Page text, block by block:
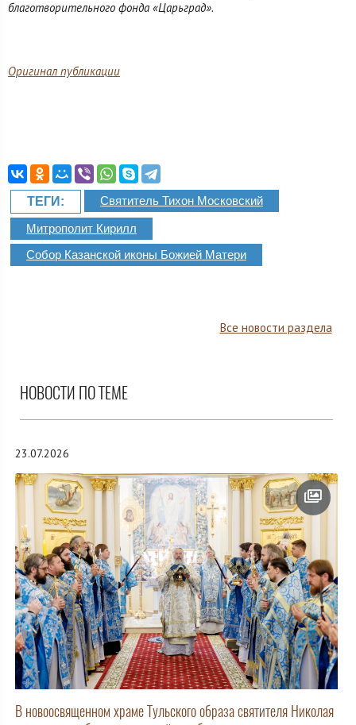
благотворительного фонда «Царьград».
Оригинал публикации
ТЕГИ: Святитель Тихон Московский
Митрополит Кирилл
Собор Казанской иконы Божией Матери
Все новости раздела
НОВОСТИ ПО ТЕМЕ
23.07.2026
В новоосвященном храме Тульского образа святителя Николая